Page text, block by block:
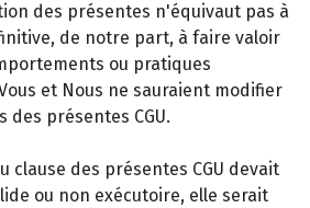
des présentes n'équivaut pas à
de notre part, à faire valoir
ou pratiques
et Nous ne sauraient modifier
présentes CGU.
clause des présentes CGU devait
ou non exécutoire, elle serait